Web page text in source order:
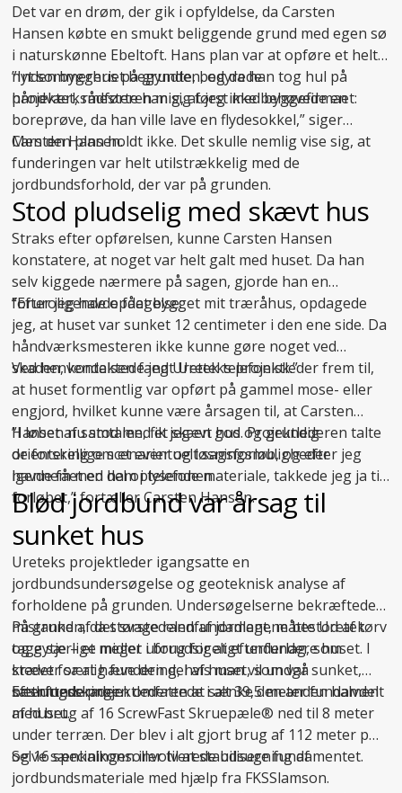
Det var en drøm, der gik i opfyldelse, da Carsten
Hansen købte en smukt beliggende grund med egen sø
i naturskønne Ebeltoft. Hans plan var at opføre et helt
nyt sommerhus på grunden, og da han tog hul på
projektet, rådførte han sig først med byggefirmaet:
”Inden byggeriet begyndte, bedyrede
håndværksmesteren mig, at jeg ikke behøvede en
boreprøve, da han ville lave en flydesokkel,” siger
Carsten Hansen.
Men den plan holdt ikke. Det skulle nemlig vise sig, at
funderingen var helt utilstrækkelig med de
jordbundsforhold, der var på grunden.
Stod pludselig med skævt hus
Straks efter opførelsen, kunne Carsten Hansen
konstatere, at noget var helt galt med huset. Da han
selv kiggede nærmere på sagen, gjorde han en
foruroligende opdagelse:
”Efter jeg havde fået bygget mit træråhus, opdagede
jeg, at huset var sunket 12 centimeter i den ene side. Da
håndværksmesteren ikke kunne gøre noget ved
skaden, kontaktede jeg Uretek telefonisk.”
Ved henvendelsen fandt Ureteks projektleder frem til,
at huset formentlig var opført på gammel mose- eller
engjord, hvilket kunne være årsagen til, at Carsten
Hansen nu stod med et skævt hus. Projektlederen talte
de forskellige scenarier og løsningsmuligheder
igennem med ham i telefonen.
”I løbet af samtalen, fik jeg en god og grundig
orientering om et eventuelt sagsforløb, og efter jeg
havde fået en del oplysende materiale, takkede jeg ja til
forløbet,” fortæller Carsten Hansen.
Blød jordbund var årsag til
sunket hus
Ureteks projektleder igangsatte en
jordbundsundersøgelse og geoteknisk analyse af
forholdene på grunden. Undersøgelserne bekræftede
mistanken, da størstedelen af jordlagene bestod af tørv
og gytje – et meget uforudsigeligt underlag, som
kræver særlig fundering, hvis man vil undgå
sætningsskader.
På grund af det svage randfundament, måtte Uretek
tage særlige midler i brug for atefterfunderehuset. I
stedet for at hæve den del af huset, som var sunket,
besluttede projektlederen at sænke den anden halvdel
af huset.
Efterfunderingen omfattede i alt 39,5 meter fundament
med brug af 16 ScrewFast Skruepæle® ned til 8 meter
under terræn. Der blev i alt gjort brug af 112 meter pæl
og 16 specialkonsoller til atstabilisere fundamentet.
Selve sænkningen involverede udsugning af
jordbundsmateriale med hjælp fra FKSSlamson.